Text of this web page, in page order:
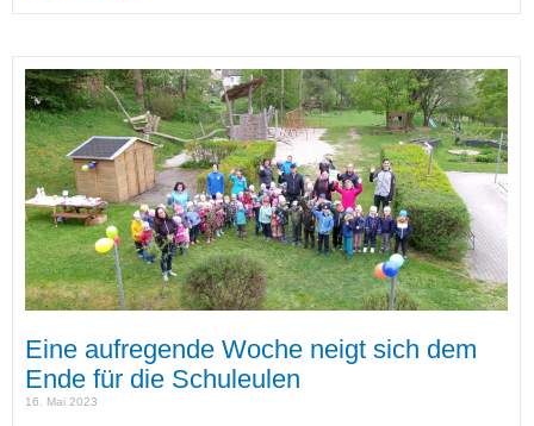
Eine aufregende Woche neigt sich dem
Ende für die Schuleulen
16. Mai 2023